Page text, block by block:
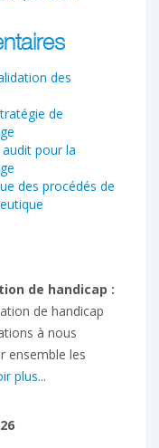
des
de
pour la
des procédés de
de handicap :
de handicap
à nous
ensemble les
plus...